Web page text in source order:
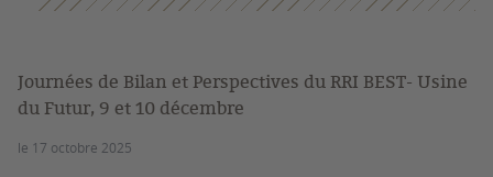
Journées de Bilan et Perspectives du RRI BEST- Usine
du Futur, 9 et 10 décembre
le 17 octobre 2025